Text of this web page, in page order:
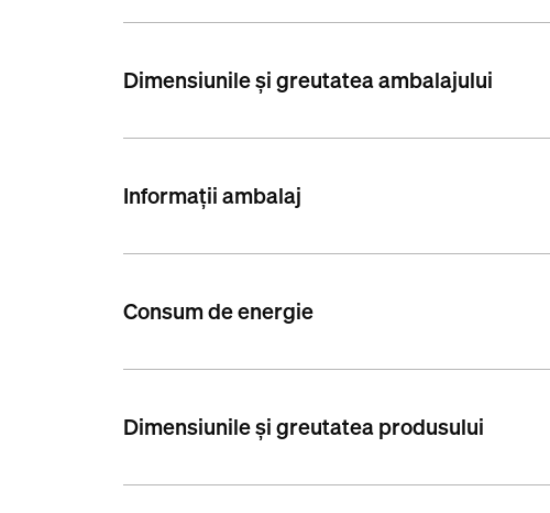
Dimensiunile și greutatea ambalajului
Informații ambalaj
Consum de energie
Dimensiunile și greutatea produsului